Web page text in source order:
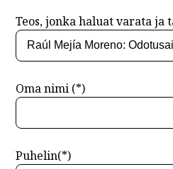
Teos, jonka haluat varata
Oma nimi (*)
Puhelin(*)